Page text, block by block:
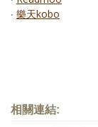
‧ 樂天kobo
相關連結: